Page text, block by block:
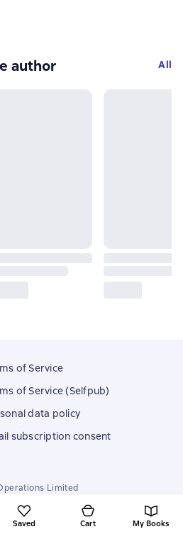
Saved Cart My Books
author All
of Service
of Service (Selfpub)
data policy
subscription consent
Limited